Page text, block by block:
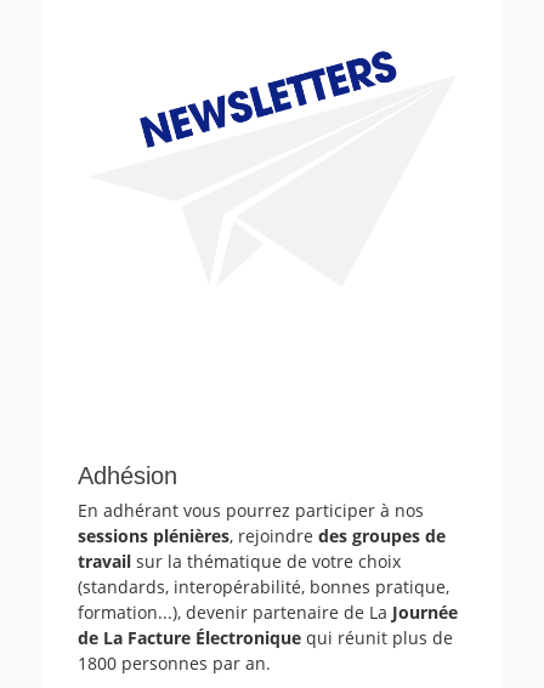
Adhésion
En adhérant vous pourrez participer à nos
sessions plénières, rejoindre des groupes de
travail sur la thématique de votre choix
(standards, interopérabilité, bonnes pratique,
formation...), devenir partenaire de La Journée
de La Facture Électronique qui réunit plus de
1800 personnes par an.